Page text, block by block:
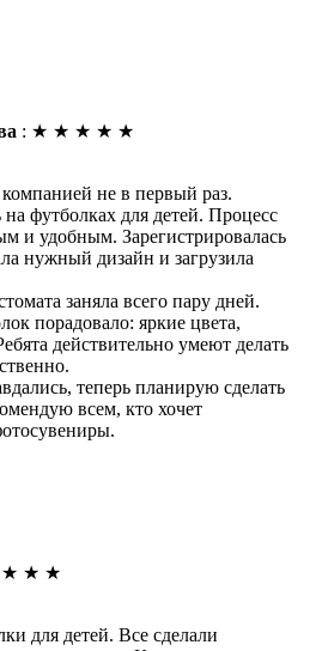
: ★ ★ ★ ★ ★
не в первый раз.
на футболках для детей. Процесс
и удобным. Зарегистрировалась
нужный дизайн и загрузила
заняла всего пару дней.
порадовало: яркие цвета,
действительно умеют делать
теперь планирую сделать
всем, кто хочет
★ ★ ★
для детей. Все сделали